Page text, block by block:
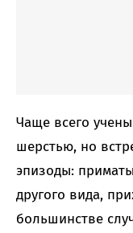
Чаще всего
шерстью, но
эпизоды:
другого вида,
большинстве